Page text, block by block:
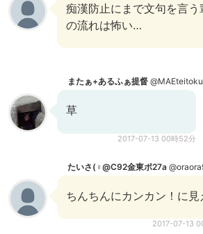
痴漢防止にまで文句を言う
の流れは怖い…
またぁ+あるふぁ提督
草
2017-07-13 00時52分
たいさ(♀@C92金東ポ27a
ちんちんにカンカン！に見
2017-07-13